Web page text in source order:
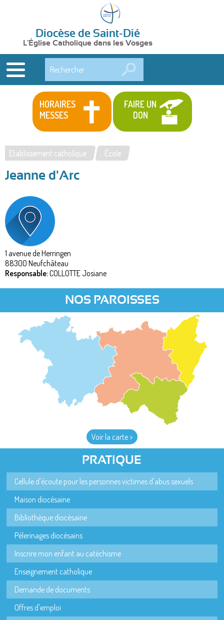
Diocèse de Saint-Dié
L'Église Catholique dans les Vosges
HORAIRES
MESSES
FAIRE UN
DON
Vous
êtes
ici
Etablissement catholique École
Jeanne d'Arc
1 avenue de Herringen
88300 Neufchâteau
Responsable:COLLOTTE Josiane
NOS PAROISSES
Voir la carte >
PRATIQUE
Cellule d'écoute pour les personnes victimes d'abus sexuels
Maison diocésaine
Bibliothèque diocésaine
Pèlerinages diocésains
Inscrire mon enfant au catéchisme
Enseignement catholique
Demande de documents
Offres d'emploi